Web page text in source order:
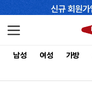
남성 여성 가방